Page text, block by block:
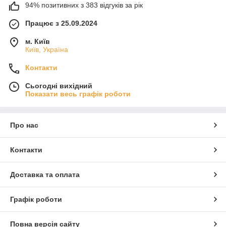
94% позитивних з 383 відгуків за рік
Працює з 25.09.2024
м. Київ
Київ, Україна
Контакти
Сьогодні вихідний
Показати весь графік роботи
Про нас
Контакти
Доставка та оплата
Графік роботи
Повна версія сайту